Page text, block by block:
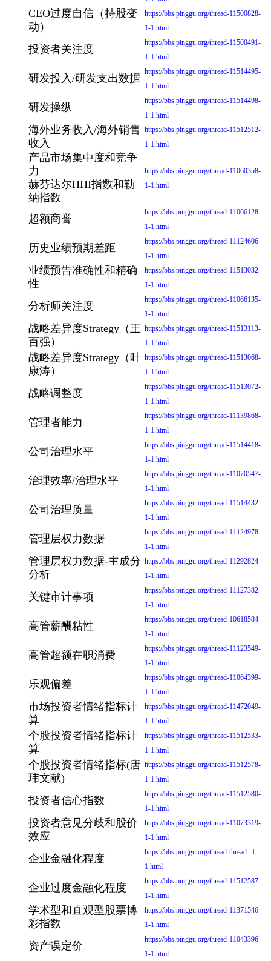
CEO过度自信（持股变
动）
https://bbs.pinggu.org/thread-11500828-
1-1.html
投资者关注度
https://bbs.pinggu.org/thread-11500491-
1-1.html
研发投入/研发支出数据
https://bbs.pinggu.org/thread-11514495-
1-1.html
研发操纵
https://bbs.pinggu.org/thread-11514498-
1-1.html
海外业务收入/海外销售
收入
https://bbs.pinggu.org/thread-11512512-
1-1.html
产品市场集中度和竞争
力
https://bbs.pinggu.org/thread-11060358-
1-1.html
赫芬达尔HHI指数和勒
纳指数
超额商誉
https://bbs.pinggu.org/thread-11066128-
1-1.html
历史业绩预期差距
https://bbs.pinggu.org/thread-11124606-
1-1.html
业绩预告准确性和精确
性
https://bbs.pinggu.org/thread-11513032-
1-1.html
分析师关注度
https://bbs.pinggu.org/thread-11066135-
1-1.html
战略差异度Strategy（王
百强）
https://bbs.pinggu.org/thread-11513113-
1-1.html
战略差异度Strategy（叶
康涛）
https://bbs.pinggu.org/thread-11513068-
1-1.html
战略调整度
https://bbs.pinggu.org/thread-11513072-
1-1.html
管理者能力
https://bbs.pinggu.org/thread-11139868-
1-1.html
公司治理水平
https://bbs.pinggu.org/thread-11514418-
1-1.html
治理效率/治理水平
https://bbs.pinggu.org/thread-11070547-
1-1.html
公司治理质量
https://bbs.pinggu.org/thread-11514432-
1-1.html
管理层权力数据
https://bbs.pinggu.org/thread-11124978-
1-1.html
管理层权力数据-主成分
分析
https://bbs.pinggu.org/thread-11292824-
1-1.html
关键审计事项
https://bbs.pinggu.org/thread-11127382-
1-1.html
高管薪酬粘性
https://bbs.pinggu.org/thread-10618584-
1-1.html
高管超额在职消费
https://bbs.pinggu.org/thread-11123549-
1-1.html
乐观偏差
https://bbs.pinggu.org/thread-11064399-
1-1.html
市场投资者情绪指标计
算
https://bbs.pinggu.org/thread-11472049-
1-1.html
个股投资者情绪指标计
算
https://bbs.pinggu.org/thread-11512533-
1-1.html
个股投资者情绪指标(唐
玮文献)
https://bbs.pinggu.org/thread-11512578-
1-1.html
投资者信心指数
https://bbs.pinggu.org/thread-11512580-
1-1.html
投资者意见分歧和股价
效应
https://bbs.pinggu.org/thread-11073319-
1-1.html
企业金融化程度
https://bbs.pinggu.org/thread-thread--1-
1.html
企业过度金融化程度
https://bbs.pinggu.org/thread-11512587-
1-1.html
学术型和直观型股票博
彩指数
https://bbs.pinggu.org/thread-11371546-
1-1.html
资产误定价
https://bbs.pinggu.org/thread-11043396-
1-1.html